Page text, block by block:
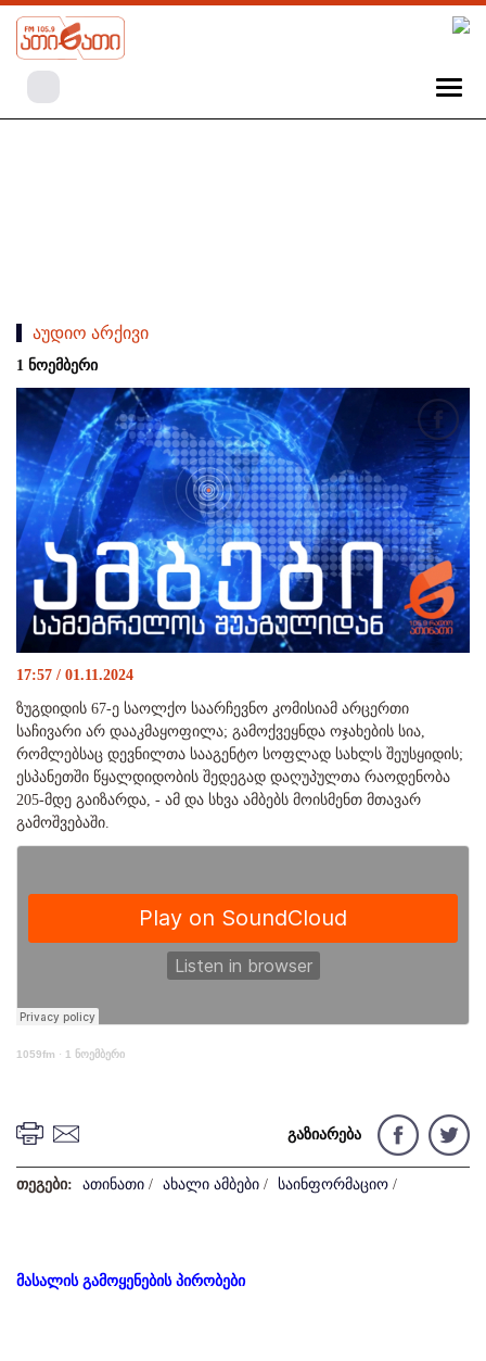
აუდიო არქივი
1 ნოემბერი
17:57 / 01.11.2024
ზუგდიდის 67-ე საოლქო საარჩევნო კომისიამ არცერთი
საჩივარი არ დააკმაყოფილა; გამოქვეყნდა ოჯახების სია,
რომლებსაც დევნილთა სააგენტო სოფლად სახლს შეუსყიდის;
ესპანეთში წყალდიდობის შედეგად დაღუპულთა რაოდენობა
205-მდე გაიზარდა, - ამ და სხვა ამბებს მოისმენთ მთავარ
გამოშვებაში.
1059fm · 1 ნოემბერი
გაზიარება
თეგები: ათინათი / ახალი ამბები / საინფორმაციო /
მასალის გამოყენების პირობები